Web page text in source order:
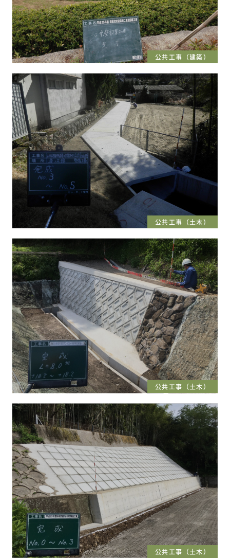
公共工事（建築）
公共工事（土木）
公共工事（土木）
公共工事（土木）